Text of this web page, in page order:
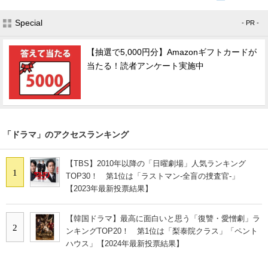
Special - PR -
【抽選で5,000円分】Amazonギフトカードが
当たる！読者アンケート実施中
「ドラマ」のアクセスランキング
1
【TBS】2010年以降の「日曜劇場」人気ランキング
TOP30！ 第1位は「ラストマン-全盲の捜査官-」
【2023年最新投票結果】
2
【韓国ドラマ】最高に面白いと思う「復讐・愛憎劇」ラ
ンキングTOP20！ 第1位は「梨泰院クラス」「ペント
ハウス」【2024年最新投票結果】